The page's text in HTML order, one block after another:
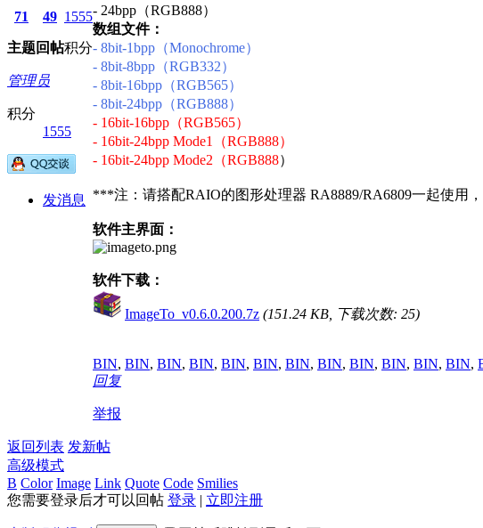
71
主题
49
回帖
1555
积分
管理员
积分
1555
发消息
- 24bpp（RGB888）
数组文件：
- 8bit-1bpp（Monochrome）
- 8bit-8bpp（RGB332）
- 8bit-16bpp（RGB565）
- 8bit-24bpp（RGB888）
- 16bit-16bpp（RGB565）
- 16bit-24bpp Mode1（RGB888）
- 16bit-24bpp Mode2（RGB888）
***注：请搭配RAIO的图形处理器 RA8889/RA6809一起使用
软件主界面：
软件下载：
ImageTo_v0.6.0.200.7z (151.24 KB, 下载次数: 25)
BIN, BIN, BIN, BIN, BIN, BIN, BIN, BIN, BIN, BIN, BIN, BIN,
回复
举报
返回列表 发新帖
高级模式
B Color Image Link Quote Code Smilies
您需要登录后才可以回帖 登录 | 立即注册